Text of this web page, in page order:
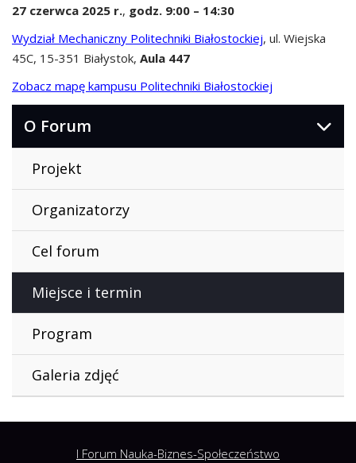
27 czerwca 2025 r., godz. 9:00 – 14:30
Wydział Mechaniczny Politechniki Białostockiej, ul. Wiejska
45C, 15-351 Białystok, Aula 447
Zobacz mapę kampusu Politechniki Białostockiej
O Forum
Projekt
Organizatorzy
Cel forum
Miejsce i termin
Program
Galeria zdjęć
I Forum Nauka-Biznes-Społeczeństwo